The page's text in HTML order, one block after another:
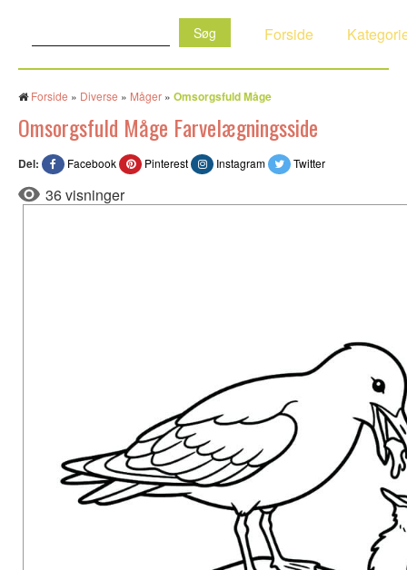
Forside
Forside » Diverse » Måger » Omsorgsfuld Måge
Omsorgsfuld Måge Farvelægningsside
Del: Facebook Pinterest Instagram Twitter
36 visninger